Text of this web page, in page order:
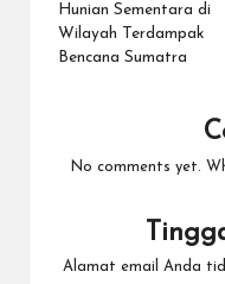
Hunian Sementara di
Wilayah Terdampak
Bencana Sumatra
No comments yet.
Alamat email Anda